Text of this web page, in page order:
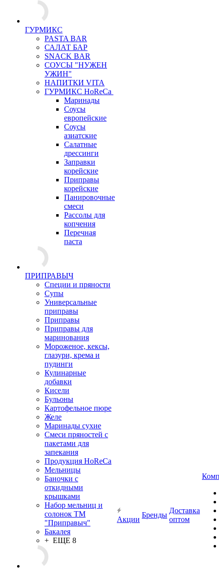
ГУРМИКС
PASTA BAR
САЛАТ БАР
SNACK BAR
СОУСЫ "НУЖЕН
УЖИН"
НАПИТКИ VITA
ГУРМИКС HoReCa
Маринады
Соусы
европейские
Соуcы
азиатские
Салатные
дрессинги
Заправки
корейские
Приправы
корейские
Панировочные
смеси
Рассолы для
копчения
Перечная
паста
ПРИПРАВЫЧ
Специи и пряности
Супы
Универсальные
приправы
Приправы
Приправы для
маринования
Мороженое, кексы,
глазури, крема и
пудинги
Кулинарные
добавки
Кисели
Бульоны
Картофельное пюре
Желе
Маринады сухие
Смеси пряностей с
пакетами для
запекания
Продукция HoReCa
Мельницы
Баночки с
откидными
крышками
Набор мельниц и
солонок ТМ
"Приправыч"
Бакалея
+ ЕЩЕ 8
Акции
Бренды
Доставка
оптом